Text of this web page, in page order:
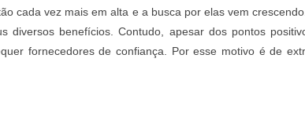
cada vez mais em alta e a busca por elas vem
diversos benefícios. Contudo, apesar dos pontos
fornecedores de confiança. Por esse motivo é de